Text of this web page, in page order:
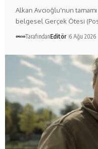
Alkan Avcıoğlu'nun
belgesel Gerçek Ötesi
TarafındanEditör 6 Ağu 2026